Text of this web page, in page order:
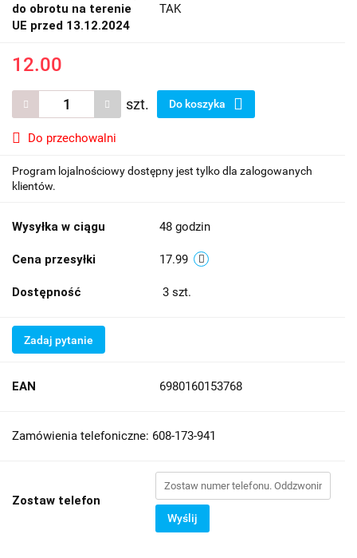
do obrotu na terenie
UE przed 13.12.2024
TAK
12.00
szt. Do koszyka
Do przechowalni
Program lojalnościowy dostępny jest tylko dla zalogowanych
klientów.
Wysyłka w ciągu 48 godzin
Cena przesyłki 17.99
Dostępność 3 szt.
Zadaj pytanie
EAN 6980160153768
Zamówienia telefoniczne: 608-173-941
Zostaw telefon
Wyślij